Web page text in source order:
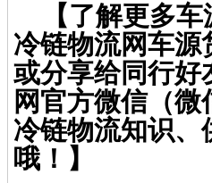
【了解更多
冷链物流网车源
或分享给同行好
网官方微信（
冷链物流知识、
哦！】